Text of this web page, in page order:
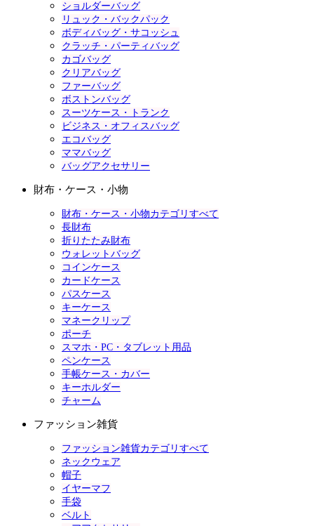
ショルダーバッグ
リュック・バックパック
ボディバッグ・サコッシュ
クラッチ・パーティバッグ
カゴバッグ
クリアバッグ
ファーバッグ
ボストンバッグ
スーツケース・トランク
ビジネス・オフィスバッグ
エコバッグ
ママバッグ
バッグアクセサリー
財布・ケース・小物
財布・ケース・小物カテゴリすべて
長財布
折りたたみ財布
ウォレットバッグ
コインケース
カードケース
パスケース
キーケース
マネークリップ
ポーチ
スマホ・PC・タブレット用品
ペンケース
手帳ケース・カバー
キーホルダー
チャーム
ファッション雑貨
ファッション雑貨カテゴリすべて
ネックウェア
帽子
イヤーマフ
手袋
ベルト